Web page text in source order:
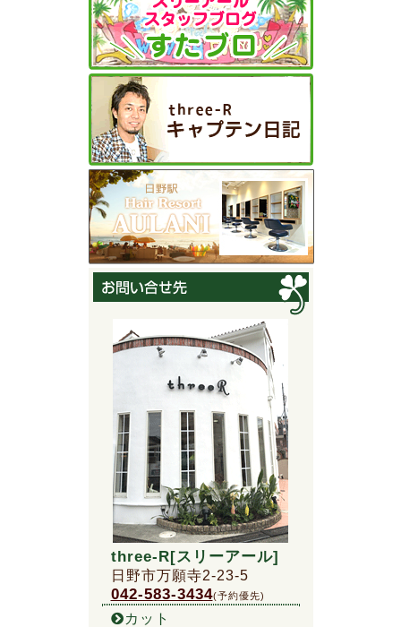
three-R[スリーアール]
日野市万願寺2-23-5
042-583-3434(予約優先)
カット